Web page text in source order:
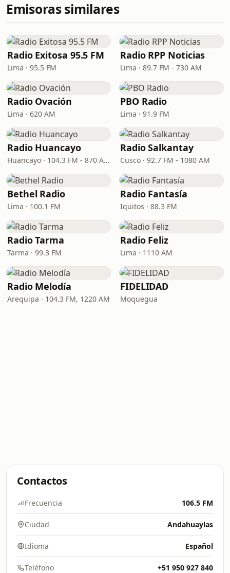
Emisoras similares
Radio Exitosa 95.5 FM
Lima · 95.5 FM
Radio RPP Noticias
Lima · 89.7 FM - 730 AM
Radio Ovación
Lima · 620 AM
PBO Radio
Lima · 91.9 FM
Radio Huancayo
Huancayo · 104.3 FM - 870 AM
Radio Salkantay
Cusco · 92.7 FM - 1080 AM
Bethel Radio
Lima · 100.1 FM
Radio Fantasía
Iquitos · 88.3 FM
Radio Tarma
Tarma · 99.3 FM
Radio Feliz
Lima · 1110 AM
Radio Melodía
Arequipa · 104.3 FM, 1220 AM
FIDELIDAD
Moquegua
Contactos
Frecuencia 106.5 FM
Ciudad Andahuaylas
Idioma Español
Teléfono +51 950 927 840